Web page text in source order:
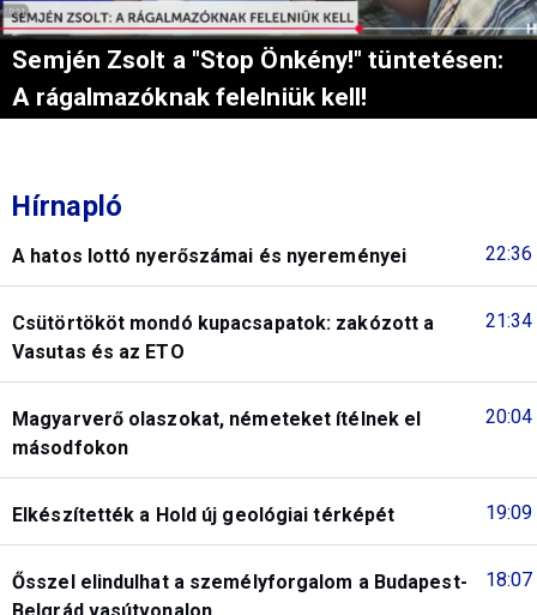
Semjén Zsolt a "Stop Önkény!" tüntetésen:
A rágalmazóknak felelniük kell!
Hírnapló
22:36
A hatos lottó nyerőszámai és nyereményei
21:34
Csütörtököt mondó kupacsapatok: zakózott a
Vasutas és az ETO
20:04
Magyarverő olaszokat, németeket ítélnek el
másodfokon
19:09
Elkészítették a Hold új geológiai térképét
18:07
Ősszel elindulhat a személyforgalom a Budapest-